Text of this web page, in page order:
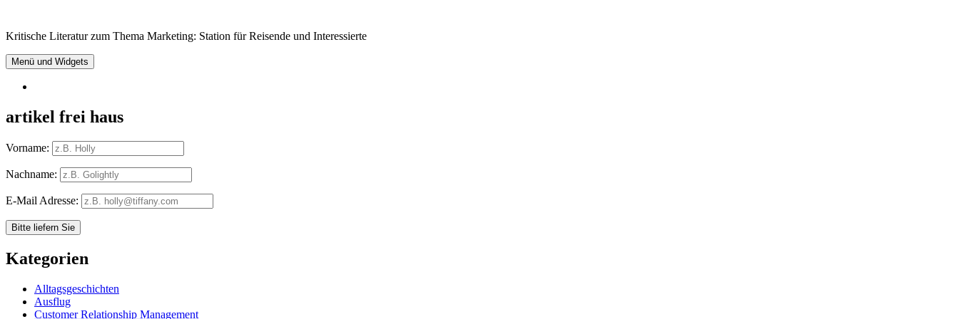
Inhalt
Kritische Literatur zum Thema Marketing: Station für Reisende und Interessierte
Menü und Widgets
artikel frei haus
Vorname:
Nachname:
E-Mail Adresse:
Kategorien
Alltagsgeschichten
Ausflug
Customer Relationship Management